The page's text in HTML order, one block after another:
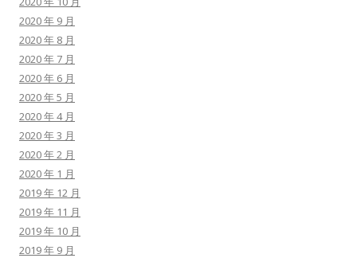
2020 年 9 月
2020 年 8 月
2020 年 7 月
2020 年 6 月
2020 年 5 月
2020 年 4 月
2020 年 3 月
2020 年 2 月
2020 年 1 月
2019 年 12 月
2019 年 11 月
2019 年 10 月
2019 年 9 月